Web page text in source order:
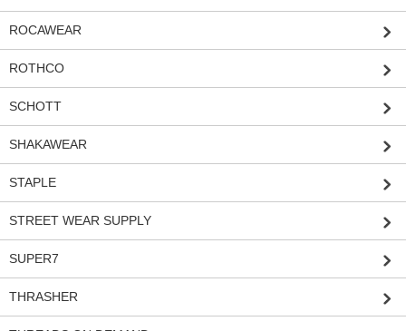
ROCAWEAR
ROTHCO
SCHOTT
SHAKAWEAR
STAPLE
STREET WEAR SUPPLY
SUPER7
THRASHER